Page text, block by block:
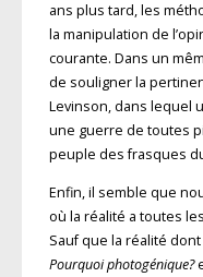
ans plus tard, les
la manipulation de
courante. Dans un
de souligner la
Levinson, dans lequel
une guerre de toutes
peuple des frasques
Enfin, il semble que
où la réalité a toutes
Sauf que la réalité
Pourquoi photogénique?